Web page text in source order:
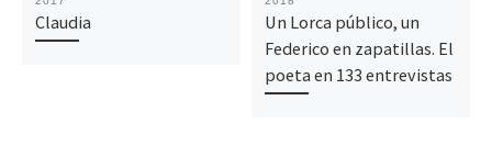
Claudia
Un Lorca público, un
Federico en zapatillas. El
poeta en 133 entrevistas